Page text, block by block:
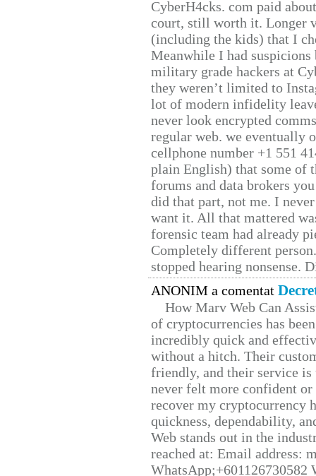
CyberH4cks. com paid
court, still worth it. Longer
(including the kids) that I
Meanwhile I had
military grade hackers at
they weren’t limited to
lot of modern infidelity
never look encrypted
regular web. we eventually
cellphone number +1 551
plain English) that some of
forums and data brokers
did that part, not me. I
want it. All that mattered
forensic team had already
Completely different
stopped hearing nonsense.
ANONIM a comentat
How Marv Web Can
of cryptocurrencies has
incredibly quick and
without a hitch. Their
friendly, and their service
never felt more confident
recover my cryptocurrency
quickness, dependability,
Web stands out in the
reached at: Email address: